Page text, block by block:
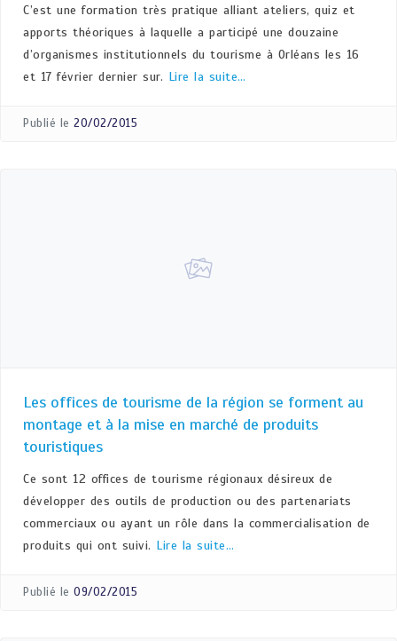
C’est une formation très pratique alliant ateliers, quiz et
apports théoriques à laquelle a participé une douzaine
d’organismes institutionnels du tourisme à Orléans les 16
et 17 février dernier sur. Lire la suite…
Publié le 20/02/2015
Les offices de tourisme de la région se forment au
montage et à la mise en marché de produits
touristiques
Ce sont 12 offices de tourisme régionaux désireux de
développer des outils de production ou des partenariats
commerciaux ou ayant un rôle dans la commercialisation de
produits qui ont suivi. Lire la suite…
Publié le 09/02/2015